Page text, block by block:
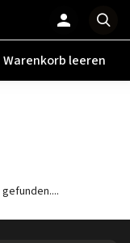
Warenkorb leeren
gefunden....